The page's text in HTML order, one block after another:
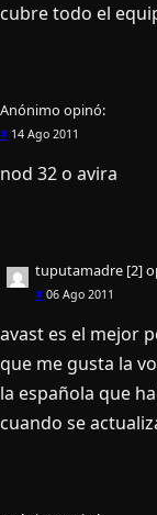
cubre todo el
Anónimo opinó:
# 14 Ago 2011
nod 32 o avira
tuputamadre [2]
# 06 Ago 2011
avast es el mejor
que me gusta la
la española que
cuando se